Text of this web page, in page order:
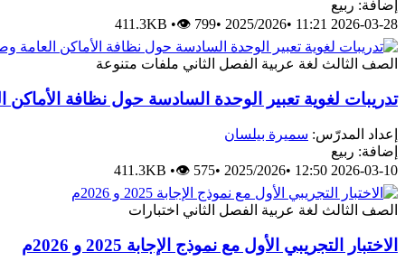
إضافة: ربيع
2026-03-28 11:21
•
2025/2026
•
411.3KB •👁 799
الصف الثالث لغة عربية الفصل الثاني ملفات متنوعة
تدريبات لغوية تعبير الوحدة السادسة حول نظافة الأماكن
إعداد المدرّس: سميرة بيلسان
إضافة: ربيع
2026-03-10 12:50
•
2025/2026
•
411.3KB •👁 575
الصف الثالث لغة عربية الفصل الثاني اختبارات
الاختبار التجريبي الأول مع نموذج الإجابة 2025 و 2026م